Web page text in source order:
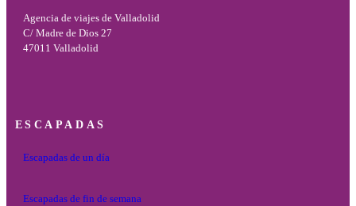
Agencia de viajes de Valladolid
C/ Madre de Dios 27
47011 Valladolid
ESCAPADAS
Escapadas de un día
Escapadas de fin de semana